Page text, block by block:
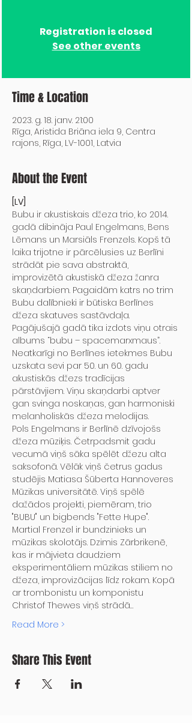
Registration is closed
See other events
Time & Location
2023. g. 18. janv. 21:00
Rīga, Aristida Briāna iela 9, Centra
rajons, Rīga, LV-1001, Latvia
About the Event
[LV]
Bubu ir akustiskais džeza trio, ko 2014.
gadā dibināja Paul Engelmans, Bens
Lēmans un Marsiāls Frenzels. Kopš tā
laika trijotne ir pārcēlusies uz Berlīni
strādāt pie sava abstraktā,
improvizētā akustiskā džeza žanra
skaņdarbiem. Pagaidām katrs no trim
Bubu dalībnieki ir būtiska Berlīnes
džeza skatuves sastāvdaļa.
Pagājušajā gadā tika izdots viņu otrais
albums “bubu – spacemarxmaus”.
Neatkarīgi no Berlīnes ietekmes Bubu
uzskata sevi par 50. un 60. gadu
akustiskās džezs tradīcijas
pārstāvjiem. Viņu skaņdarbi aptver
gan svinga noskaņas, gan harmoniski
melanholiskās džeza melodijas.
Pols Engelmans ir Berlīnē dzīvojošs
džeza mūziķis. Četrpadsmit gadu
vecumā viņš sāka spēlēt džezu alta
saksofonā. Vēlāk viņš četrus gadus
studējis Matiasa Šūberta Hannoveres
Mūzikas universitātē. Viņš spēlē
dažādos projekti, piemēram, trio
"BUBU" un bigbends "Fette Hupe".
Martial Frenzel ir bundzinieks un
mūzikas skolotājs. Dzimis Zārbrikenē,
kas ir mājvieta daudziem
eksperimentāliem mūzikas stiliem no
džeza, improvizācijas līdz rokam. Kopā
ar trombonistu un komponistu
Christof Thewes viņš strādā…
Read More >
Share This Event